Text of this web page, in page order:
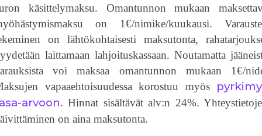
käsittelymaksu. Omantunnon mukaan
on 1€/nimike/kuukausi.
on lähtökohtaisesti maksutonta,
laittamaan lahjoituskassaan. Noutamatta
voi maksaa omantunnon mukaan 1€/
vapaaehtoisuudessa korostuu myös
arvoon. Hinnat sisältävät alv:n 24%.
on aina maksutonta.